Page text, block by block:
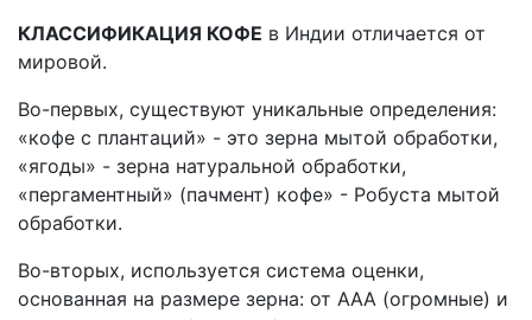
КЛАССИФИКАЦИЯ КОФЕ в Индии отличается от
мировой.
Во-первых, существуют уникальные определения:
«кофе с плантаций» - это зерна мытой обработки,
«ягоды» - зерна натуральной обработки,
«пергаментный» (пачмент) кофе» - Робуста мытой
обработки.
Во-вторых, используется система оценки,
основанная на размере зерна: от ААА (огромные) и